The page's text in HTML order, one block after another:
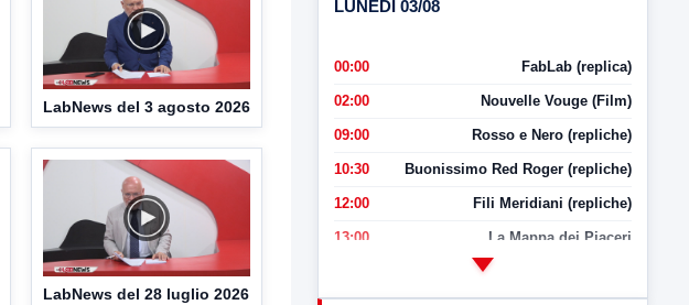
LabNews del 3 agosto 2026
LabNews del 28 luglio 2026
LUNEDI 03/08
00:00 FabLab (replica)
02:00 Nouvelle Vouge (Film)
09:00 Rosso e Nero (repliche)
10:30 Buonissimo Red Roger (repliche)
12:00 Fili Meridiani (repliche)
13:00 La Mappa dei Piaceri